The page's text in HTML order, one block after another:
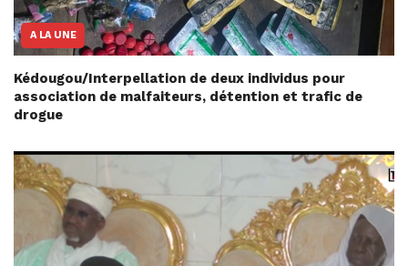
A LA UNE
Kédougou/Interpellation de deux individus pour
association de malfaiteurs, détention et trafic de
drogue